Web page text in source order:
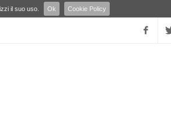
il suo uso. Ok Cookie Policy